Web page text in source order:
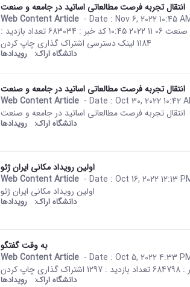
انتقال تجربه فرصت مطالعاتی اساتید در جامعه و صنعت
Web Content Article
This result comes from
- Date : Nov 6, 2022 10:45
صفحه اصلی جزئیات خبر انتقال تجربه فرصت مطالعاتی اساتید در جامعه و صنعت 06 11 2022 10:45 کد خبر : 683034 تعداد بازدید :
1184 لینک دسترسی اشتراک گذاری چاپ کردن
دانشگاه اراک: رویدادها
انتقال تجربه فرصت مطالعاتی اساتید در جامعه و‌ صنعت
Web Content Article
This result comes from
- Date : Oct 30, 2022 10:42
انتقال تجربه فرصت مطالعاتی اساتید در جامعه و‌ صنعت
دانشگاه اراک: رویدادها
اولین رویداد مکانی ایران ژئو
Web Content Article
This result comes from
- Date : Oct 16, 2022 12:13
اولین رویداد مکانی ایران ژئو
دانشگاه اراک: رویدادها
به وقت گفتگو
Web Content Article
This result comes from
- Date : Oct 5, 2022 4:33
دانشگاه اراک: رویدادها